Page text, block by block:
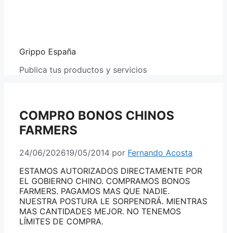
Grippo España
Publica tus productos y servicios
COMPRO BONOS CHINOS
FARMERS
24/06/202619/05/2014 por Fernando Acosta
ESTAMOS AUTORIZADOS DIRECTAMENTE POR
EL GOBIERNO CHINO. COMPRAMOS BONOS
FARMERS. PAGAMOS MAS QUE NADIE.
NUESTRA POSTURA LE SORPENDRÁ. MIENTRAS
MAS CANTIDADES MEJOR. NO TENEMOS
LÍMITES DE COMPRA.